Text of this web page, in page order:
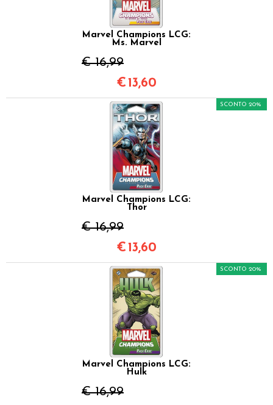
Marvel Champions LCG:
Ms. Marvel
€ 16,99
€ 13,60
Marvel Champions LCG:
Thor
€ 16,99
SCONTO 20%
€ 13,60
Marvel Champions LCG:
Hulk
€ 16,99
SCONTO 20%